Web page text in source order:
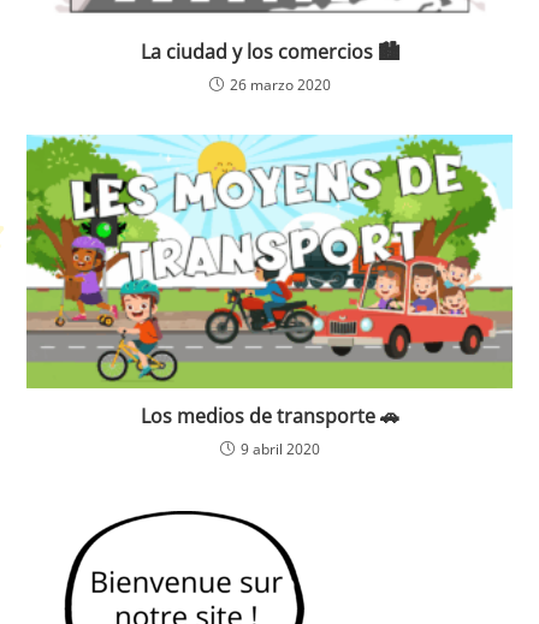
La ciudad y los comercios 🏙️
26 marzo 2020
Los medios de transporte 🚗
9 abril 2020